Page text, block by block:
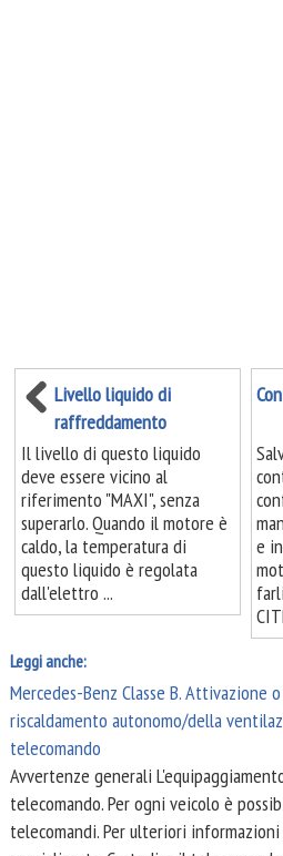
Livello liquido di
raffreddamento
Il livello di questo liquido
deve essere vicino al
riferimento "MAXI", senza
superarlo. Quando il motore è
caldo, la temperatura di
questo liquido è regolata
dall'elettro ...
e
Leggi anche:
Mercedes-Benz Classe B. Attivazione
riscaldamento autonomo/della
telecomando
Avvertenze generali
telecomando. Per ogni veicolo è
telecomandi. Per ulteriori